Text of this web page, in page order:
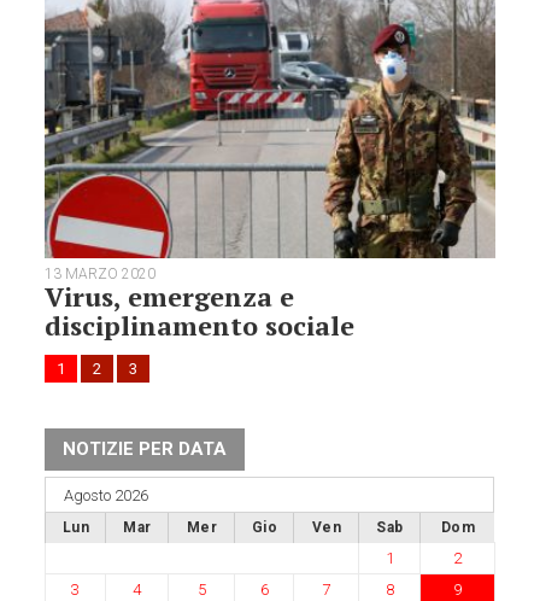
13 MARZO 2020
Virus, emergenza e
disciplinamento sociale
1 2 3
NOTIZIE PER DATA
Agosto 2026
Lun Mar Mer Gio Ven Sab Dom
1
2
3
4 5 6 7 8
9